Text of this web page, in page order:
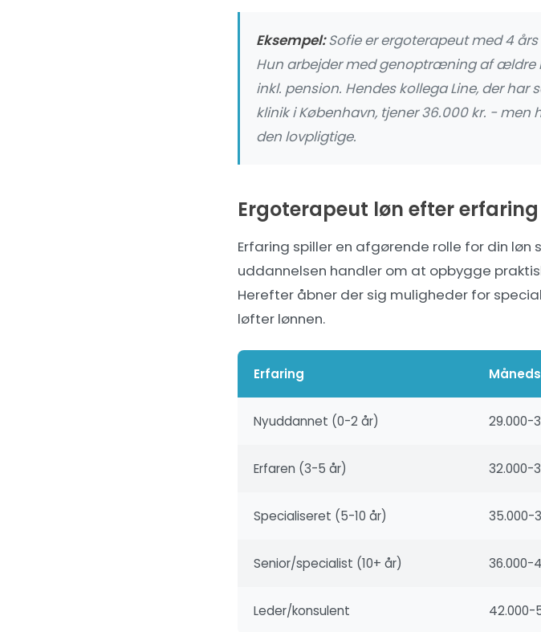
Eksempel:Sofie er ergoterapeut med 4
Hun arbejder med genoptræning af ældre
inkl. pension. Hendes kollega Line, der
klinik i København, tjener 36.000 kr. -
den lovpligtige.
Ergoterapeut løn efter erfaring
Erfaring spiller en afgørende rolle for din
uddannelsen handler om at opbygge
Herefter åbner der sig muligheder for
løfter lønnen.
Erfaring
Nyuddannet (0-2 år) 29.000-
Erfaren (3-5 år) 32.000-
Specialiseret (5-10 år) 35.000-
Senior/specialist (10+ år) 36.000-
Leder/konsulent 42.000-